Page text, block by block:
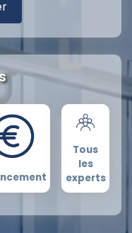
Tous
les
experts